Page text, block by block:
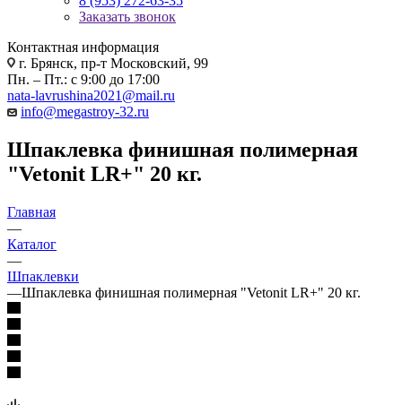
Заказать звонок
Контактная информация
г. Брянск, пр-т Московский, 99
Пн. – Пт.: с 9:00 до 17:00
nata-lavrushina2021@mail.ru
info@megastroy-32.ru
Шпаклевка финишная полимерная
"Vetonit LR+" 20 кг.
Главная
—
Каталог
—
Шпаклевки
—Шпаклевка финишная полимерная "Vetonit LR+" 20 кг.